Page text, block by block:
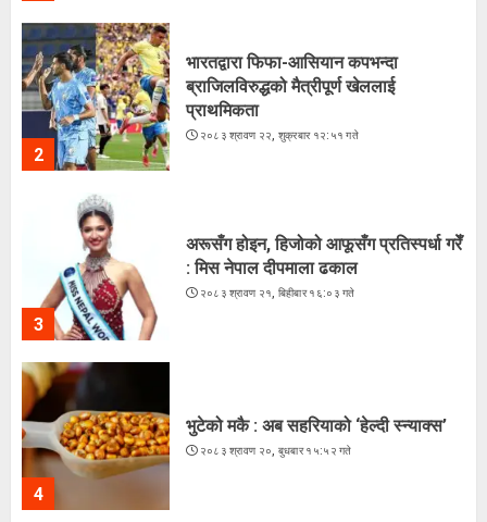
2
भारतद्वारा फिफा-आसियान कपभन्दा
ब्राजिलविरुद्धको मैत्रीपूर्ण खेललाई
प्राथमिकता
२०८३ श्रावण २२, शुक्रबार १२:५१ गते
3
अरूसँग होइन, हिजोको आफूसँग प्रतिस्पर्धा गरेँ
: मिस नेपाल दीपमाला ढकाल
२०८३ श्रावण २१, बिहीबार १६:०३ गते
4
भुटेको मकै : अब सहरियाको ‘हेल्दी स्न्याक्स’
२०८३ श्रावण २०, बुधबार १५:५२ गते